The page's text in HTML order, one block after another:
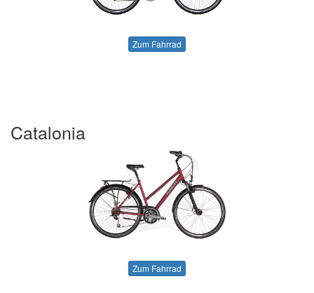
Zum Fahrrad
Catalonia
Zum Fahrrad